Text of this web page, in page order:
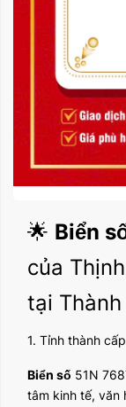
🌟 Biển
của
tại
1. Tỉnh thành
Biển số 51N
tâm kinh tế, văn